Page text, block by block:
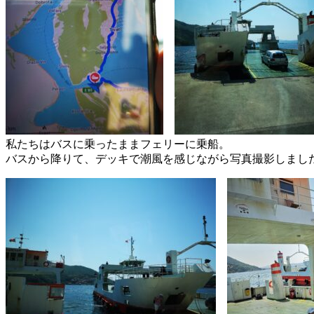
私たちはバスに乗ったままフェリーに乗船。
バスから降りて、デッキで潮風を感じながら写真撮影しまし